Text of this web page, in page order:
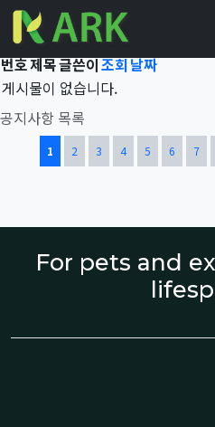
Total 41,934건1 페이지
공지사항 목록
번호제목글쓴이조회날짜
게시물이 없습니다.
1 2
페이지3페이지4
페이지5페이지6
페이지7
페이
For pets and